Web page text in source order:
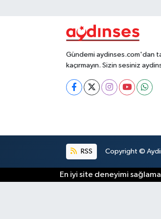
Gündemi aydinses.com'dan
kaçırmayın. Sizin sesiniz
RSS Copyright ©
En iyi site deneyimi